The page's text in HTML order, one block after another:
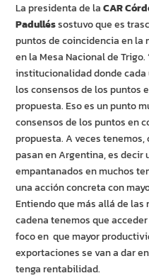
La presidenta de laCAR
Padulléssostuvo que es
puntos de coincidencia en la
en la Mesa Nacional de
institucionalidad donde cada
los consensos de los puntos
propuesta. Eso es un punto
consensos de los puntos en
propuesta. A veces tenemos,
pasan en Argentina, es decir
empantanados en muchos
una acción concreta con
Entiendo que más allá de
cadena tenemos que
foco en que mayor
exportaciones se van a dar
tenga rentabilidad.